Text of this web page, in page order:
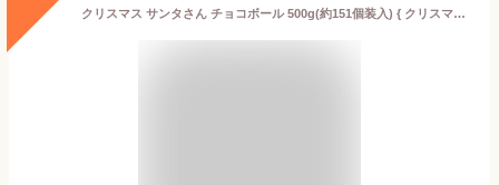
クリスマス サンタさん チョコボール 500g(約151個装入) { クリスマス菓子 糖衣チョコ }{ お菓子 チョコレート サンタクロース 子供会 クリスマス会 プレゼント 業務用 詰め合わせ 個包装 個別包装 自治会 }[23J19] 大袋菓子